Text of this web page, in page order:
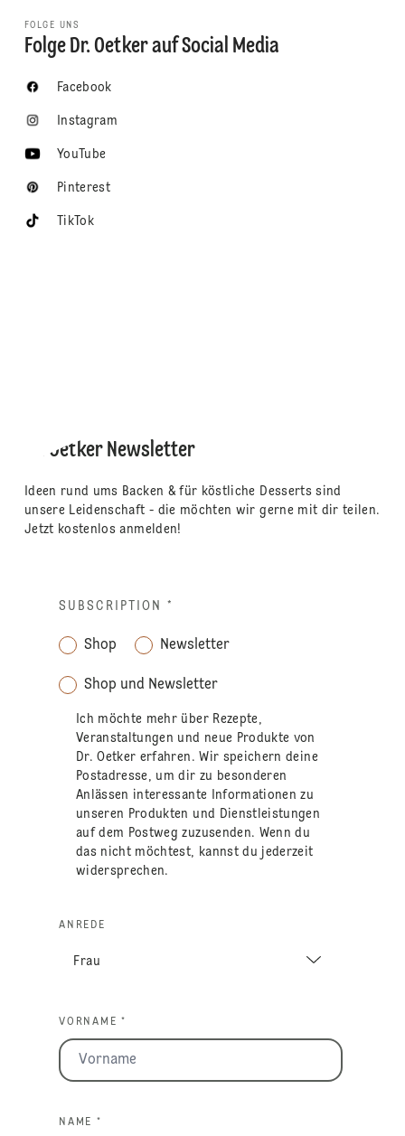
FOLGE UNS
Folge Dr. Oetker auf Social Media
Facebook
Instagram
YouTube
Pinterest
TikTok
Dr. Oetker Newsletter
Ideen rund ums Backen & für köstliche Desserts sind
unsere Leidenschaft - die möchten wir gerne mit dir teilen.
Jetzt kostenlos anmelden!
SUBSCRIPTION *
Shop Newsletter
Shop und Newsletter
Ich möchte mehr über Rezepte,
Veranstaltungen und neue Produkte von
Dr. Oetker erfahren. Wir speichern deine
Postadresse, um dir zu besonderen
Anlässen interessante Informationen zu
unseren Produkten und Dienstleistungen
auf dem Postweg zuzusenden. Wenn du
das nicht möchtest, kannst du jederzeit
widersprechen.
ANREDE
VORNAME *
NAME *